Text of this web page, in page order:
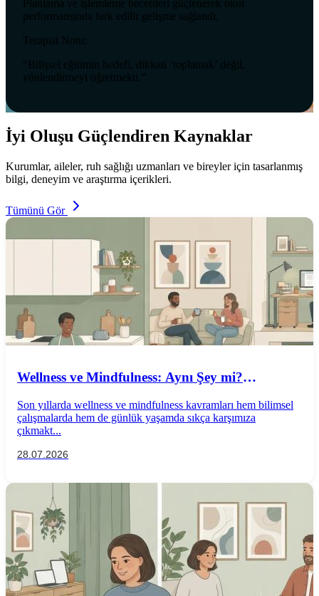
Planlama ve işlemleme becerileri güçlenerek okul
performansında fark edilir gelişme sağlandı.
Terapist Notu:
“Bilişsel eğitimin hedefi, dikkati ‘toplamak’ değil,
yönlendirmeyi öğretmekti.”
İyi Oluşu Güçlendiren Kaynaklar
Kurumlar, aileler, ruh sağlığı uzmanları ve bireyler için tasarlanmış
bilgi, deneyim ve araştırma içerikleri.
Tümünü Gör
Wellness ve Mindfulness: Aynı Şey mi?
Son yıllarda wellness ve mindfulness kavramları hem bilimsel
çalışmalarda hem de günlük yaşamda sıkça karşımıza
çıkmakt...
28.07.2026